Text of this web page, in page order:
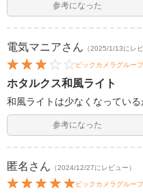
参考になった
電気マニアさん （2025/1/13にレビ
ビックカメラグルー
ホタルクス和風ライト
和風ライトは少なくなっている
参考になった
匿名 さん （2024/12/27にレビュー）
ビックカメラグルー